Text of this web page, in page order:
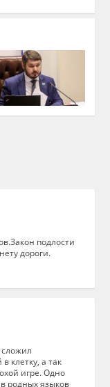
подлости
дороги.
клетку, а так
игре. Одно
родных языков